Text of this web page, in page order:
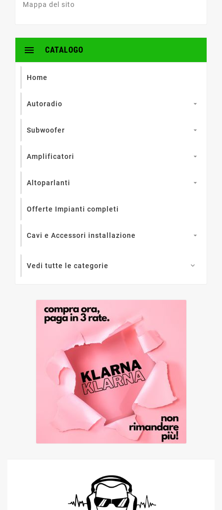
Mappa del sito
CATALOGO

Home
Autoradio 
Subwoofer 
Amplificatori 
Altoparlanti 
Offerte Impianti completi
Cavi e Accessori installazione 
Vedi tutte le categorie 